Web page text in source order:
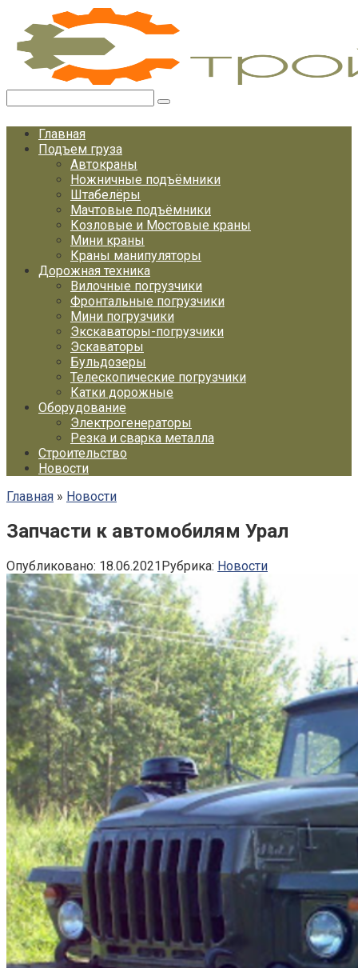
Перейти
контенту
Главная
Подъем груза
Автокраны
Ножничные подъёмники
Штабелёры
Мачтовые подъёмники
Козловые и Мостовые краны
Мини краны
Краны манипуляторы
Дорожная техника
Вилочные погрузчики
Фронтальные погрузчики
Мини погрузчики
Экскаваторы-погрузчики
Эскаваторы
Бульдозеры
Телескопические погрузчики
Катки дорожные
Оборудование
Электрогенераторы
Резка и сварка металла
Строительство
Новости
Главная » Новости
Запчасти к автомобилям Урал
Опубликовано: 18.06.2021Рубрика: Новости